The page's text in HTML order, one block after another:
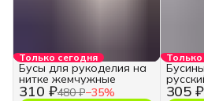
Только сегодня
310 ₽480 ₽−35%
Бусы для рукоделия на
нитке жемчужные
Только
305 ₽
кубики